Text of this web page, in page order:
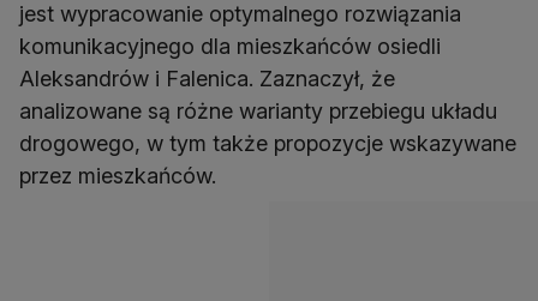
jest wypracowanie optymalnego rozwiązania
komunikacyjnego dla mieszkańców osiedli
Aleksandrów i Falenica. Zaznaczył, że
analizowane są różne warianty przebiegu układu
drogowego, w tym także propozycje wskazywane
przez mieszkańców.